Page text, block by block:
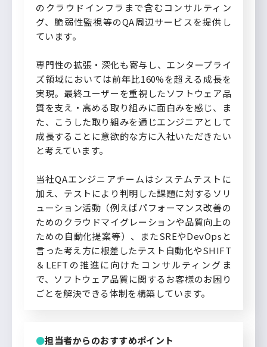
のクラウドインフラまで含むコンサルティン
グ、脆弱性監視等のQA周辺サービスを提供し
ています。
専門性の拡張・深化も寄与し、エンタープライ
ズ領域においては前年比160%を超える成長を
実現。最終ユーザーを重視したソフトウェア品
質を支え・高める取り組みに面白みを感じ、ま
た、こうした取り組みを通じエンジニアとして
成長することに意欲的な方に入社いただきたい
と考えています。
当社QAエンジニアチームはシステムテストに
加え、テストにより判明した課題に対するソリ
ューション活動（例えばパフォーマンス改善の
ためのクラウドマイグレーションや品質向上の
ための自動化提案等）、またSREやDevOpsと
言った考え方に根差したテスト自動化やSHIFT
＆LEFTの推進に向けたコンサルティングま
で、ソフトウェア品質に関するお客様のお困り
ごとを解決できる体制を構築しています。
担当者からのおすすめポイント